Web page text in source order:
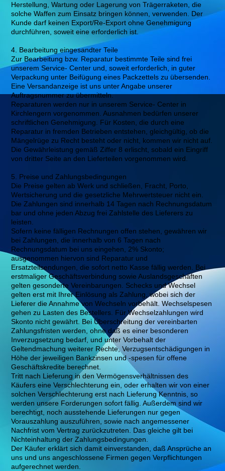
Herstellung, Wartung oder Lagerung von Trägerraketen, die
solche Waffen zum Einsatz bringen können, verwenden. Der
Kunde darf keinen Export/Re-Export ohne Genehmigung
durchführen, soweit eine erforderlich ist.
4. Bearbeitung eingesandter Teile
Zur Bearbeitung bzw. Reparatur bestimmte Teile sind frei
unserem Service- Center und, soweit erforderlich, in guter
Verpackung unter Beifügung eines Packzettels zu übersenden.
Eine Versandanzeige ist uns unter Angabe unserer
Auftragsnummer zu übermitteln.
Reparaturen werden nur in unserem Service- Center in
Kirchlengern vorgenommen. Ausnahmen bedürfen unserer
schriftlichen Genehmigung. Für Kosten, die durch eine
Reparatur in fremden Betrieben entstehen, gleichgültig, ob die
Mängelrüge zu Recht besteht oder nicht, kommen wir nicht auf.
Die Gewährleistung gemäß Ziffer 8 erlischt, sobald ein Eingriff
von dritter Seite an den Lieferteilen vorgenommen wird.
5. Preise und Zahlungsbedingungen
Die Preise gelten ab Werk und schließen, Fracht, Porto,
Wertsicherung und die gesetzliche Mehrwertsteuer nicht ein.
Die Zahlungen sind innerhalb 14 Tagen nach Rechnungsdatum
bar und ohne jeden Abzug frei Zahlstelle des Lieferers zu
leisten.
Sofern keine fälligen Rechnungen offen stehen, gewähren wir
bei Zahlungen, die innerhalb von 6 Tagen nach
Rechnungsdatum bei uns eingehen, 2% Skonto;
ausgenommen hiervon sind Reparatur und
Ersatzteilsendungen, die sofort netto Kasse fällig werden. Bei
erstmaliger Geschäftsverbindung sowie Auslandsgeschäften
gelten gesonderte Vereinbarungen. Schecks und Wechsel
gelten erst mit Ihrer Einlösung als Zahlung, wobei sich der
Lieferer die Annahme von Wechseln vorbehält. Wechselspesen
gehen zu Lasten des Bestellers. Für Wechselzahlungen wird
Skonto nicht gewährt. Bei Überschreitung der vereinbarten
Zahlungsfristen werden, ohne daß es einer besonderen
Inverzugsetzung bedarf, und unter Vorbehalt der
Geltendmachung weiterer Rechte, Verzugsentschädigungen in
Höhe der jeweiligen Bankzinsen und -spesen für offene
Geschäftskredite berechnet.
Tritt nach Lieferung in den Vermögensverhältnissen des
Käufers eine Verschlechterung ein, oder erhalten wir von einer
solchen Verschlechterung erst nach Lieferung Kenntnis, so
werden unsere Forderungen sofort fällig. Außerdem sind wir
berechtigt, noch ausstehende Lieferungen nur gegen
Vorauszahlung auszuführen, sowie nach angemessener
Nachfrist vom Vertrag zurückzutreten. Das gleiche gilt bei
Nichteinhaltung der Zahlungsbedingungen.
Der Käufer erklärt sich damit einverstanden, daß Ansprüche an
uns und uns angeschlossene Firmen gegen Verpflichtungen
aufgerechnet werden.